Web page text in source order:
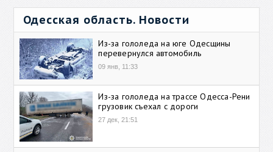
Одесская область. Новости
Из-за гололеда на юге Одесщины
перевернулся автомобиль
09 янв, 11:33
Из-за гололеда на трассе Одесса-Рени
грузовик съехал с дороги
27 дек, 21:51